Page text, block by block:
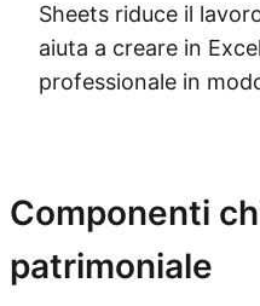
Sheets riduce il
aiuta a creare in
professionale in
Componenti
patrimoniale